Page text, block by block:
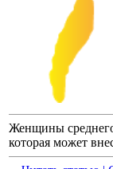
Женщины среднего
которая может